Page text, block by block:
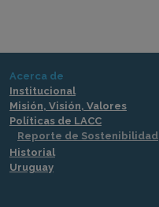
Acerca de
Institucional
Misión, Visión, Valores
Políticas de LACC
Reporte de Sostenibilidad
Historial
Uruguay